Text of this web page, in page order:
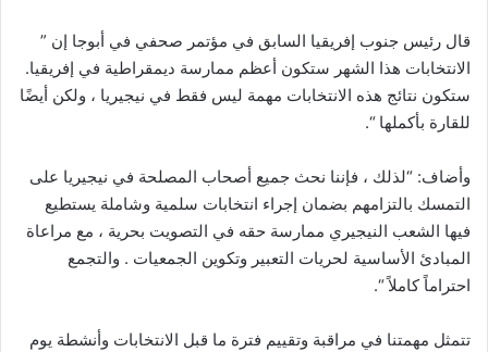
قال رئيس جنوب إفريقيا السابق في مؤتمر صحفي في أبوجا إن ”
الانتخابات هذا الشهر ستكون أعظم ممارسة ديمقراطية في إفريقيا.
ستكون نتائج هذه الانتخابات مهمة ليس فقط في نيجيريا ، ولكن أيضًا
للقارة بأكملها “.
وأضاف: “لذلك ، فإننا نحث جميع أصحاب المصلحة في نيجيريا على
التمسك بالتزامهم بضمان إجراء انتخابات سلمية وشاملة يستطيع
فيها الشعب النيجيري ممارسة حقه في التصويت بحرية ، مع مراعاة
المبادئ الأساسية لحريات التعبير وتكوين الجمعيات . والتجمع
احتراماً كاملاً “.
تتمثل مهمتنا في مراقبة وتقييم فترة ما قبل الانتخابات وأنشطة يوم